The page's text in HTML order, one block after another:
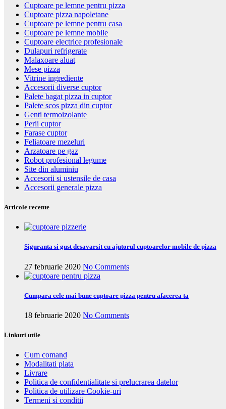
Cuptoare pe lemne pentru pizza
Cuptoare pizza napoletane
Cuptoare pe lemne pentru casa
Cuptoare pe lemne mobile
Cuptoare electrice profesionale
Dulapuri refrigerate
Malaxoare aluat
Mese pizza
Vitrine ingrediente
Accesorii diverse cuptor
Palete bagat pizza in cuptor
Palete scos pizza din cuptor
Genti termoizolante
Perii cuptor
Farase cuptor
Feliatoare mezeluri
Arzatoare pe gaz
Robot profesional legume
Site din aluminiu
Accesorii si ustensile de casa
Accesorii generale pizza
Articole recente
Siguranta si gust desavarsit cu ajutorul cuptoarelor mobile de pizza
27 februarie 2020 No Comments
Cumpara cele mai bune cuptoare pizza pentru afacerea ta
18 februarie 2020 No Comments
Linkuri utile
Cum comand
Modalitati plata
Livrare
Politica de confidentialitate si prelucrarea datelor
Politica de utilizare Cookie-uri
Termeni si conditii